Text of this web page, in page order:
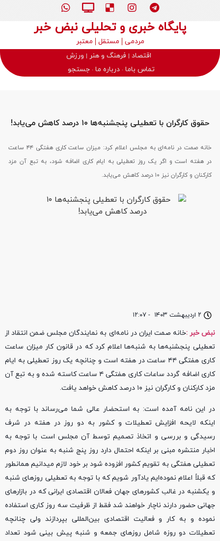
پایگاه خبری و تحلیلی نبض خبر
مردمی مستقل
معتبر
اقتصاد
فرهنگ و هنر
ورزش
تماس باما درباره ما جستجو
۲ اردیبهشت ۱۴۰۳ - ۱۲:۰۷
حقوق کارگران با تعطیلی پنجشنبه‌ها ۱۰ درصد کاهش می‌یابد!
خانه صمت در نامه‌ای به مجلس اعلام کرد: میزان ساعت کاری هفتگی ۴۴ ساعت
در هفته است و اگر یک روز تعطیلی به ایام کاری اضافه شود، به تبع آن مزد
کارکنان و کارگران نیز ۱۰ درصد کاهش می‌یابد.
نبض خبر :خانه صمت ایران در نامه‌ای به نمایندگان مجلس ضمن انتقاد از
تعطیلی پنجشنبه‌ها به شنبه‌ها اعلام کرد که در قانون کار میزان ساعت
کاری هفتگی ۴۴ ساعت در هفته است و چنانچه یک روز تعطیلی به ایام
کاری اضافه گردد ساعات کاری هفتگی ۴ ساعت کاسته شده و به تبع آن
مزد کارکنان و کارگران نیز ۱۰ درصد کاهش خواهد یافت.
در این نامه آمده است: به استحضار عالی شما می‌رساند با توجه به
اینکه لایحه افزایش تعطیلات و کشور به دو روز در هفته در شرف
رسیدگی و بررسی و اتخاذ تصمیم توسط آن مجلس است با توجه به
اخبار منتشره مبنی بر اینکه احتمال دارد روز پنج شنبه به عنوان روز دوم
تعطیلی هفتگی به تقویم کشور افزوده شود بر خود لازم میدانیم همانطور
که قبلاً اعلام نموده‌ایم یادآور شویم که با توجه به تعطیلی روزهای شنبه
و یکشنبه در غالب کشورهای جهان فعالان اقتصادی ایرانی که در بازارهای
جهانی حضور دارند ناچار خواهند شد فقط از ظرفیت سه روز کاری استفاده
نموده و به کار و فعالیت اقتصادی بین‌المللی بپردازند ولی چنانچه
تعطیلات دو روزه شامل روزهای جمعه و شنبه پیش بینی شود تعداد